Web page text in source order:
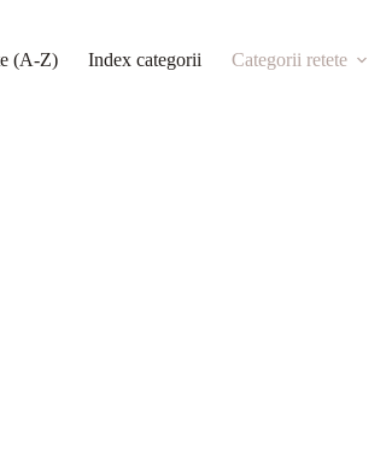
(A-Z) Index categorii Categorii retete